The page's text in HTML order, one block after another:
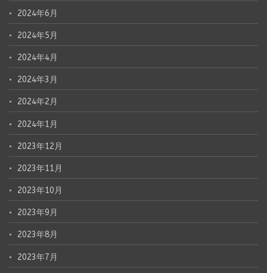
2024年6月
2024年5月
2024年4月
2024年3月
2024年2月
2024年1月
2023年12月
2023年11月
2023年10月
2023年9月
2023年8月
2023年7月